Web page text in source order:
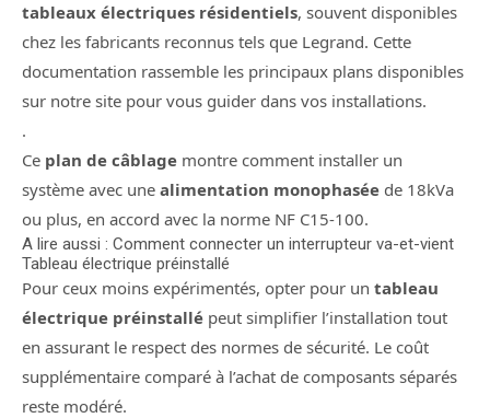
tableaux électriques résidentiels, souvent disponibles
chez les fabricants reconnus tels que Legrand. Cette
documentation rassemble les principaux plans disponibles
sur notre site pour vous guider dans vos installations.
.
Ce plan de câblage montre comment installer un
système avec une alimentation monophasée de 18kVa
ou plus, en accord avec la norme NF C15-100.
A lire aussi : Comment connecter un interrupteur va-et-vient
Tableau électrique préinstallé
Pour ceux moins expérimentés, opter pour un tableau
électrique préinstallé peut simplifier l’installation tout
en assurant le respect des normes de sécurité. Le coût
supplémentaire comparé à l’achat de composants séparés
reste modéré.